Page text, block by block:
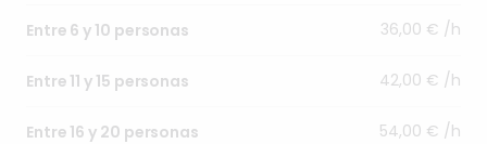
Entre 6 y 10 personas 36,00 € /h
Entre 11 y 15 personas 42,00 € /h
Entre 16 y 20 personas 54,00 € /h